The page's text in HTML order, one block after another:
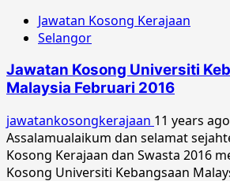
about
Jawatan
Majlis
Perbandaran
Februari
2016
Jawatan Kosong Kerajaan
Selangor
Jawatan Kosong Universiti
Malaysia Februari 2016
jawatankosongkerajaan 11 years ago
Assalamualaikum dan selamat
Kosong Kerajaan dan Swasta 2016
Kosong Universiti Kebangsaan